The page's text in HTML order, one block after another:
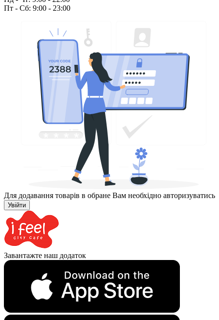
Пт - Сб: 9:00 - 23:00
Для додавання товарів в обране Вам необхідно авторизуватись
Увійти
Завантажте наш додаток